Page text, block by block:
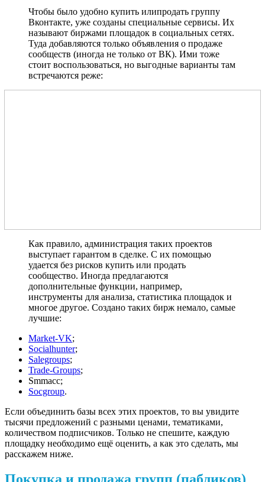
Чтобы было удобно купить илипродать группу
Вконтакте, уже созданы специальные сервисы. Их
называют биржами площадок в социальных сетях.
Туда добавляются только объявления о продаже
сообществ (иногда не только от ВК). Ими тоже
стоит воспользоваться, но выгодные варианты там
встречаются реже:
Как правило, администрация таких проектов
выступает гарантом в сделке. С их помощью
удается без рисков купить или продать
сообщество. Иногда предлагаются
дополнительные функции, например,
инструменты для анализа, статистика площадок и
многое другое. Создано таких бирж немало, самые
лучшие:
Market-VK;
Socialhunter;
Salegroups;
Trade-Groups;
Smmacc;
Socgroup.
Если объединить базы всех этих проектов, то вы увидите
тысячи предложений с разными ценами, тематиками,
количеством подписчиков. Только не спешите, каждую
площадку необходимо ещё оценить, а как это сделать, мы
расскажем ниже.
Покупка и продажа групп (пабликов)